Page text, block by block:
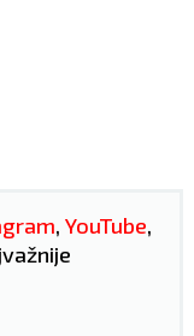
, YouTube,